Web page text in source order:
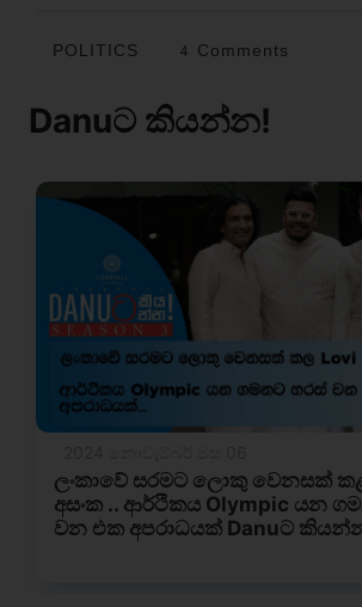
POLITICS 4 Comments